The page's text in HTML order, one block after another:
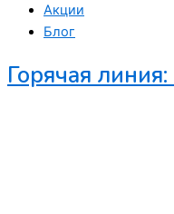
Акции
Блог
Горячая линия: